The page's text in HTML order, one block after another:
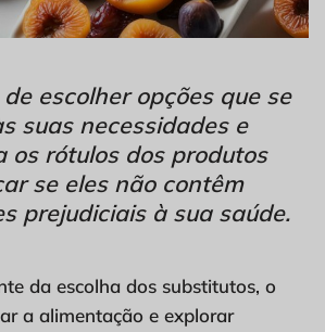
escolher opções que se
suas necessidades e
os rótulos dos produtos
se eles não contêm
prejudiciais à sua saúde.
da escolha dos substitutos, o
a alimentação e explorar